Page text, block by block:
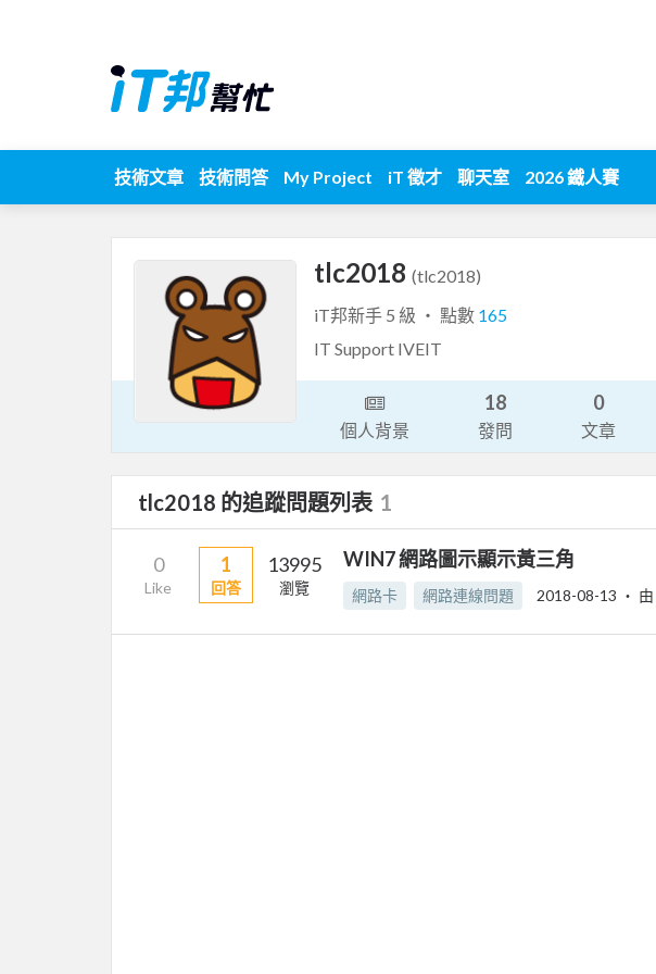
技術文章 技術問答 My Project iT 徵才 聊天室 2026 鐵人賽
tlc2018 (tlc2018)
iT邦新手 5 級 ‧ 點數 165
IT Support IVEIT
個人背景
18
發問
0
文章
tlc2018 的追蹤問題列表 1
0
Like
1
回答
13995
瀏覽
WIN7 網路圖示顯示黃三角
網路卡 網路連線問題 2018-08-13 ‧ 由